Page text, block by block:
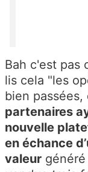
Bah c'est pas
lis cela "les
bien passées,
partenaires
nouvelle
en échance
valeur généré